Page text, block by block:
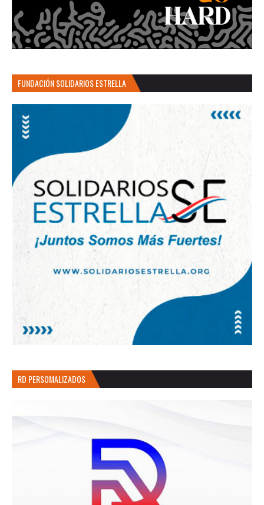
FUNDACIÓN SOLIDARIOS ESTRELLA
RD PERSOMALIZADOS